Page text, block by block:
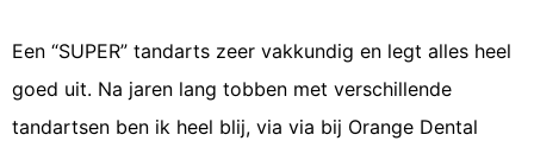
Een “SUPER” tandarts zeer vakkundig en legt alles heel
goed uit. Na jaren lang tobben met verschillende
tandartsen ben ik heel blij, via via bij Orange Dental